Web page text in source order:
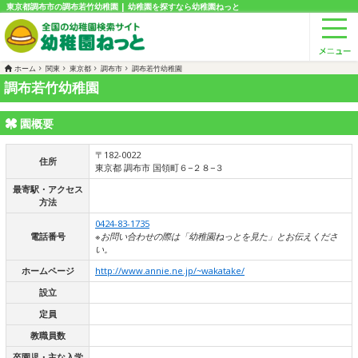
東京都調布市の調布若竹幼稚園 | 幼稚園を探すなら幼稚園ねっと
ホーム 関東 東京都 調布市 調布若竹幼稚園
調布若竹幼稚園
園概要
住所
〒182-0022
東京都 調布市 国領町６−２８−３
最寄駅・アクセス
方法
電話番号
0424-83-1735
※お問い合わせの際は「幼稚園ねっとを見た」とお伝えくださ
い。
ホームページ
http://www.annie.ne.jp/~wakatake/
設立
定員
教職員数